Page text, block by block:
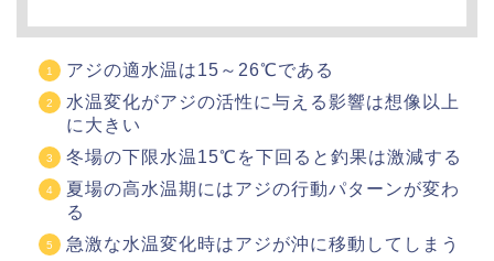
アジの適水温は15～26℃である
水温変化がアジの活性に与える影響は想像以上
に大きい
冬場の下限水温15℃を下回ると釣果は激減する
夏場の高水温期にはアジの行動パターンが変わ
る
急激な水温変化時はアジが沖に移動してしまう